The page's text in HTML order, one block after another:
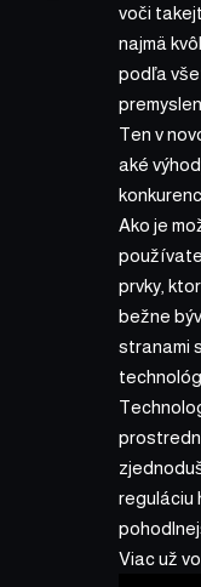
voči
najmä
podľa
Ten v
aké
Ako je
prvky,
bežne
stranami
reguláciu
Viac už